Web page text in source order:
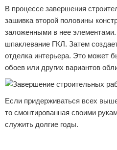
В процессе завершения
зашивка второй половины
заложенными в нее
шпаклевание ГКЛ. Затем
отделка интерьера. Это может
обоев или других вариантов
Если придерживаться всех
то смонтированная своими
служить долгие годы.